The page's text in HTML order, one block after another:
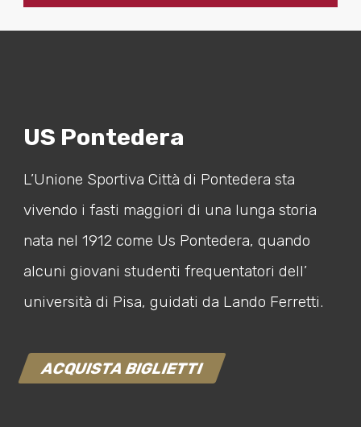
US Pontedera
L’Unione Sportiva Città di Pontedera sta
vivendo i fasti maggiori di una lunga storia
nata nel 1912 come Us Pontedera, quando
alcuni giovani studenti frequentatori dell’
università di Pisa, guidati da Lando Ferretti.
ACQUISTA BIGLIETTI